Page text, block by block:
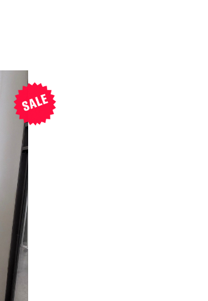
אין מוצרים בעגלה
דאגנו